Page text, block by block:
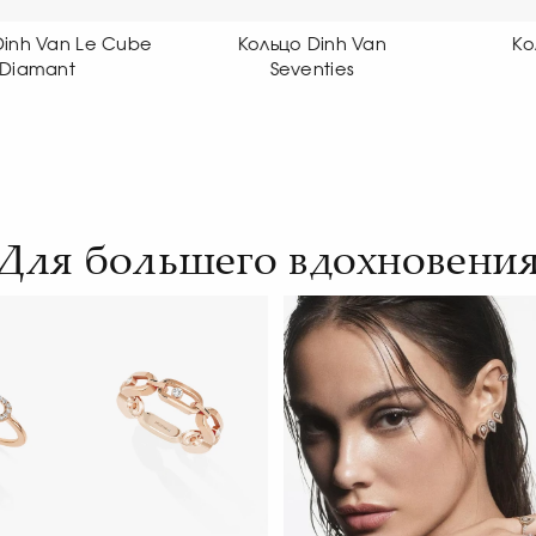
Dinh Van
Seventies
Кольцо Dinh Van
Seventies
большего